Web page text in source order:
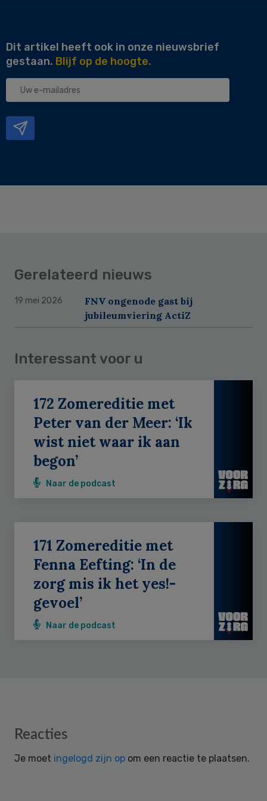
Dit artikel heeft ook in onze nieuwsbrief
gestaan. Blijf op de hoogte.
Uw
Gerelateerd nieuws
19 mei 2026
FNV ongenode gast bij
jubileumviering ActiZ
Interessant voor u
172 Zomereditie met
Peter van der Meer: ‘Ik
wist niet waar ik aan
begon’
Naar de podcast
171 Zomereditie met
Fenna Eefting: ‘In de
zorg mis ik het yes!-
gevoel’
Naar de podcast
Reader
Reacties
Je moet ingelogd zijn op om een reactie te plaatsen.